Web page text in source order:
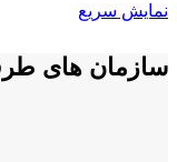
نمایش سریع
سازمان های